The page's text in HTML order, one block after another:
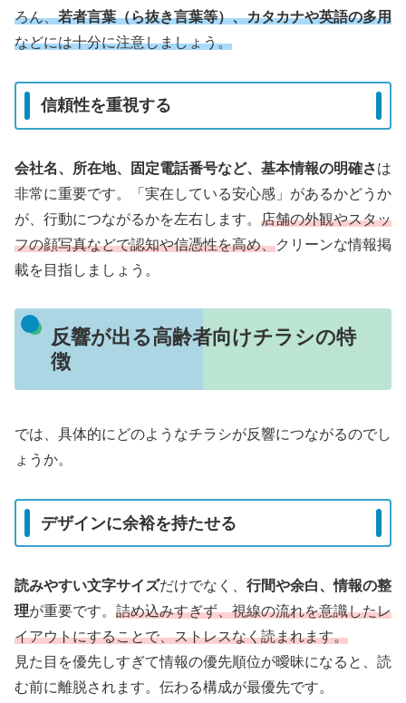
ろん、若者言葉（ら抜き言葉等）、カタカナや英語の多用
などには十分に注意しましょう。
信頼性を重視する
会社名、所在地、固定電話番号など、基本情報の明確さは
非常に重要です。「実在している安心感」があるかどうか
が、行動につながるかを左右します。 店舗の外観やスタッ
フの顔写真などで認知や信憑性を高め、クリーンな情報掲
載を目指しましょう。
反響が出る高齢者向けチラシの特
徴
では、具体的にどのようなチラシが反響につながるのでし
ょうか。
デザインに余裕を持たせる
読みやすい文字サイズだけでなく、 行間や余白、情報の整
理が重要です。 詰め込みすぎず、視線の流れを意識したレ
イアウトにすることで、ストレスなく読まれます。
見た目を優先しすぎて情報の優先順位が曖昧になると、読
む前に離脱されます。伝わる構成が最優先です。